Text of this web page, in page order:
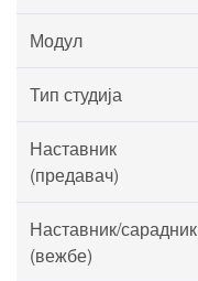
Модул
Тип студија
Наставник
(предавач)
Наставник/сарадник
(вежбе)